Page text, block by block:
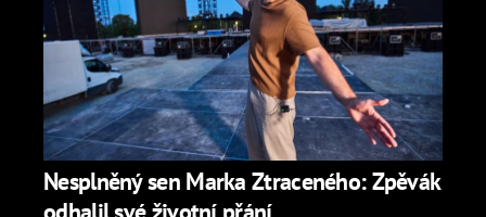
Nesplněný sen Marka Ztraceného: Zpěvák